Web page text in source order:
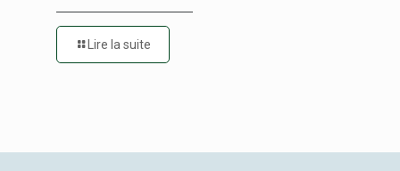
Lire la suite